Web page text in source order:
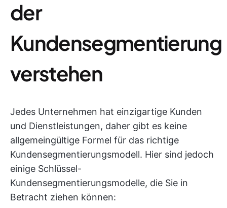
der
Kundensegmentierung
verstehen
Jedes Unternehmen hat einzigartige Kunden
und Dienstleistungen, daher gibt es keine
allgemeingültige Formel für das richtige
Kundensegmentierungsmodell. Hier sind jedoch
einige Schlüssel-
Kundensegmentierungsmodelle, die Sie in
Betracht ziehen können: